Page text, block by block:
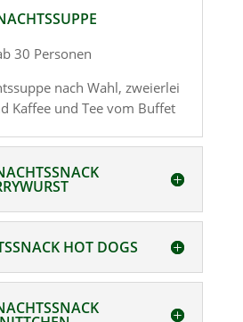
30 Personen
nach Wahl, zweierlei
Kaffee und Tee vom Buffet
HOT DOGS